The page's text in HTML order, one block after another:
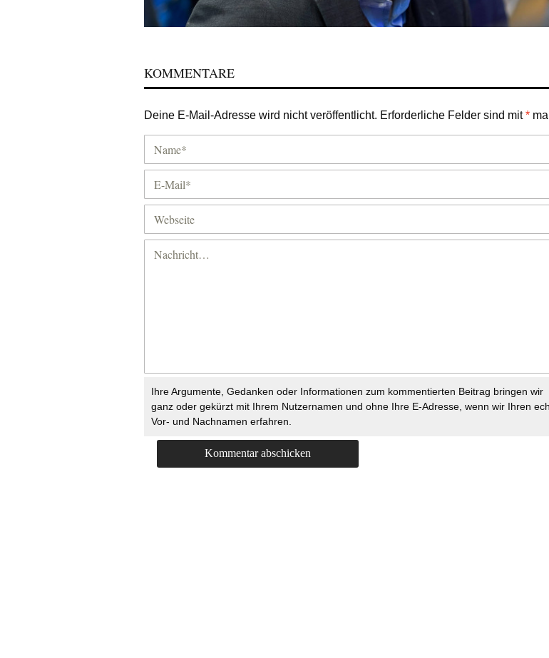
KOMMENTARE
Deine E-Mail-Adresse wird nicht veröffentlicht. Erforderliche Felder sind mit*
Ihre Argumente, Gedanken oder Informationen zum kommentierten Beitrag bringen wir
ganz oder gekürzt mit Ihrem Nutzernamen und ohne Ihre E-Adresse, wenn wir Ihren
Vor- und Nachnamen erfahren.